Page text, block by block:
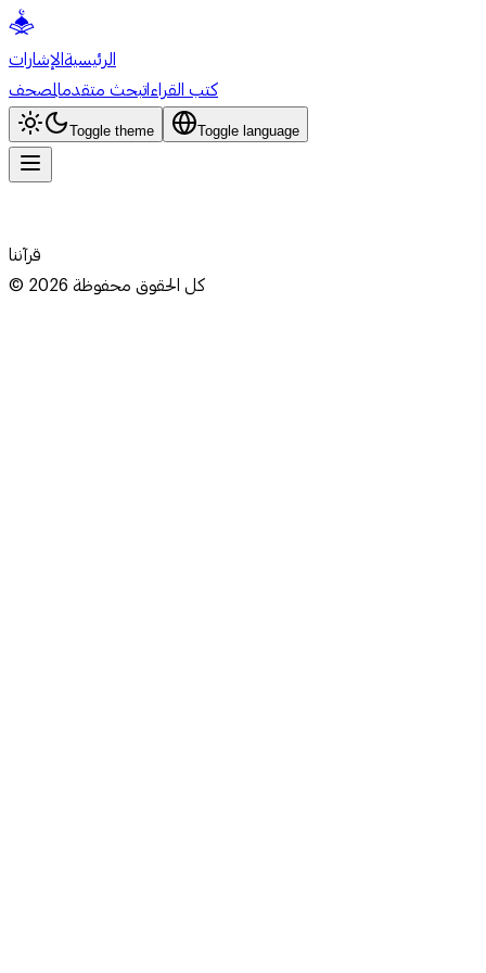
الرئيسيةالإشارات
كتب القراءاتبحث متقدمالمصحف
Toggle theme Toggle language
قرآننا
© 2026كل الحقوق محفوظة